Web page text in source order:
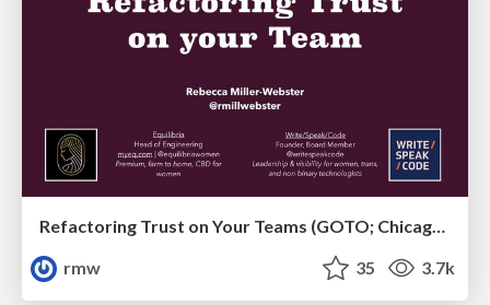
Refactoring Trust on Your Teams (GOTO; Chicago 2020)
rmw
35 3.7k